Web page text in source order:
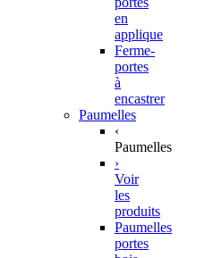
en
applique
Ferme-
portes
à
encastrer
Paumelles
‹
Paumelles
›
Voir
les
produits
Paumelles
portes